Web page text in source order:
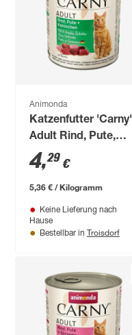
Animonda
Katzenfutter 'Carny'
Adult Rind, Pute,
Kabeljau 800 g
4,29 €
5,36 € / Kilogramm
Keine Lieferung nach
Hause
Bestellbar in Troisdorf